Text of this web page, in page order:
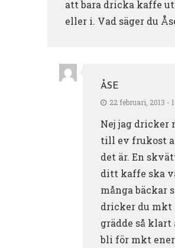
att bara dricka kaffe
eller i. Vad säger du
ÅSE
22 februari, 2013 -
Nej jag dricker
till ev frukost
det är. En
ditt kaffe ska
många bäckar
dricker du mkt
grädde så
bli för mkt